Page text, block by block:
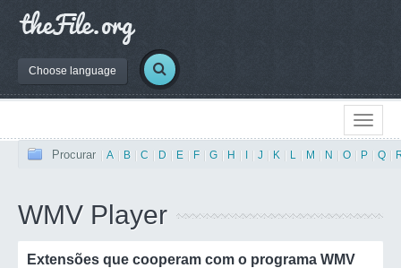
Choose language
Procurar A B C D E F G H J K L M N O P Q
WMV Player
Extensões que cooperam com o programa WMV